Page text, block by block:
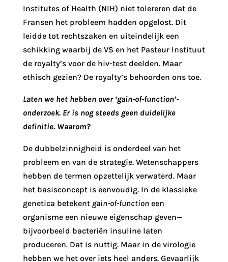
Institutes of Health (NIH) niet tolereren dat de
Fransen het probleem hadden opgelost. Dit
leidde tot rechtszaken en uiteindelijk een
schikking waarbij de VS en het Pasteur Instituut
de royalty’s voor de hiv-test deelden. Maar
ethisch gezien? De royalty’s behoorden ons toe.
Laten we het hebben over ‘gain-of-function’-
onderzoek. Er is nog steeds geen duidelijke
definitie. Waarom?
De dubbelzinnigheid is onderdeel van het
probleem en van de strategie. Wetenschappers
hebben de termen opzettelijk verwaterd. Maar
het basisconcept is eenvoudig. In de klassieke
genetica betekent gain-of-function een
organisme een nieuwe eigenschap geven—
bijvoorbeeld bacteriën insuline laten
produceren. Dat is nuttig. Maar in de virologie
hebben we het over iets heel anders. Gevaarlijk